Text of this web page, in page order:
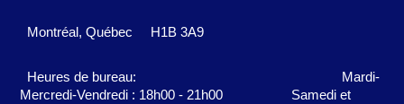
Montréal, Québec H1B 3A9
Heures de bureau:
Mardi-
Mercredi-Vendredi : 18h00 - 21h00
Samedi et